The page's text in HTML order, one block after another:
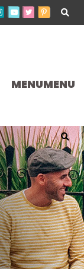
MENUMENU